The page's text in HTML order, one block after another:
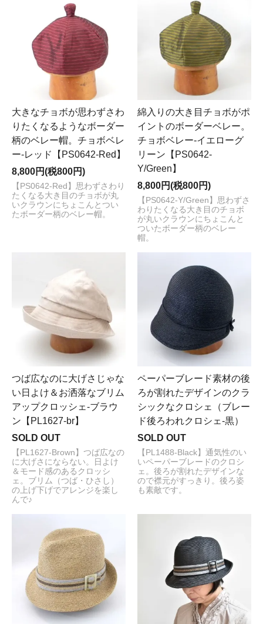
大きなチョボが思わずさわ
りたくなるようなボーダー
柄のベレー帽。チョボベレ
ー-レッド【PS0642-Red】
8,800円(税800円)
【PS0642-Red】思わずさわり
たくなる大き目のチョボが丸
いクラウンにちょこんとつい
たボーダー柄のベレー帽。
綿入りの大き目チョボがポ
イントのボーダーベレー。
チョボベレー-イエローグ
リーン【PS0642-
Y/Green】
8,800円(税800円)
【PS0642-Y/Green】思わずさ
わりたくなる大き目のチョボ
が丸いクラウンにちょこんと
ついたボーダー柄のベレー
帽。
つば広なのに大げさじゃな
い日よけ＆お洒落なブリム
アップクロッシェ-ブラウ
ン【PL1627-br】
SOLD OUT
【PL1627-Brown】つば広なの
に大げさにならない。日よけ
＆モード感のあるクロッシ
ェ。ブリム（つば・ひさし）
の上げ下げでアレンジを楽し
んで♪
ペーパーブレード素材の後
ろが割れたデザインのクラ
シックなクロシェ（ブレー
ド後ろわれクロシェ-黒）
SOLD OUT
【PL1488-Black】通気性のい
いペーパーブレードのクロシ
ェ。後ろが割れたデザインな
ので襟元がすっきり。後ろ姿
も素敵です。